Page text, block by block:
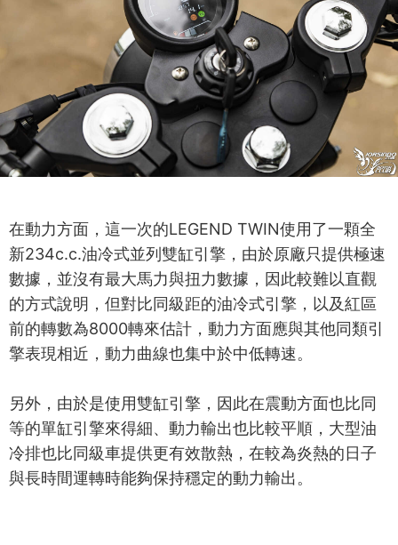
在動力方面，這一次的LEGEND TWIN使用了一顆全
新234c.c.油冷式並列雙缸引擎，由於原廠只提供極速
數據，並沒有最大馬力與扭力數據，因此較難以直觀
的方式說明，但對比同級距的油冷式引擎，以及紅區
前的轉數為8000轉來估計，動力方面應與其他同類引
擎表現相近，動力曲線也集中於中低轉速。
另外，由於是使用雙缸引擎，因此在震動方面也比同
等的單缸引擎來得細、動力輸出也比較平順，大型油
冷排也比同級車提供更有效散熱，在較為炎熱的日子
與長時間運轉時能夠保持穩定的動力輸出。